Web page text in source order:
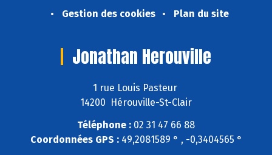
Gestion des cookies
Plan du site
Jonathan Herouville
1 rue Louis Pasteur
14200 Hérouville-St-Clair
Téléphone : 02 31 47 66 88
Coordonnées GPS :49,2081589 ° , -0,3404565 °